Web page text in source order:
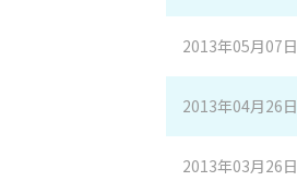
2013年05月07日
2013年04月26日
2013年03月26日